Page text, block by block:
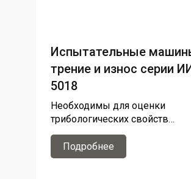
Испытательные
трение и износ серии
5018
Необходимы для оценки
трибологических свойств
материалов, износостойкости и
коэффициента трения
Подробнее